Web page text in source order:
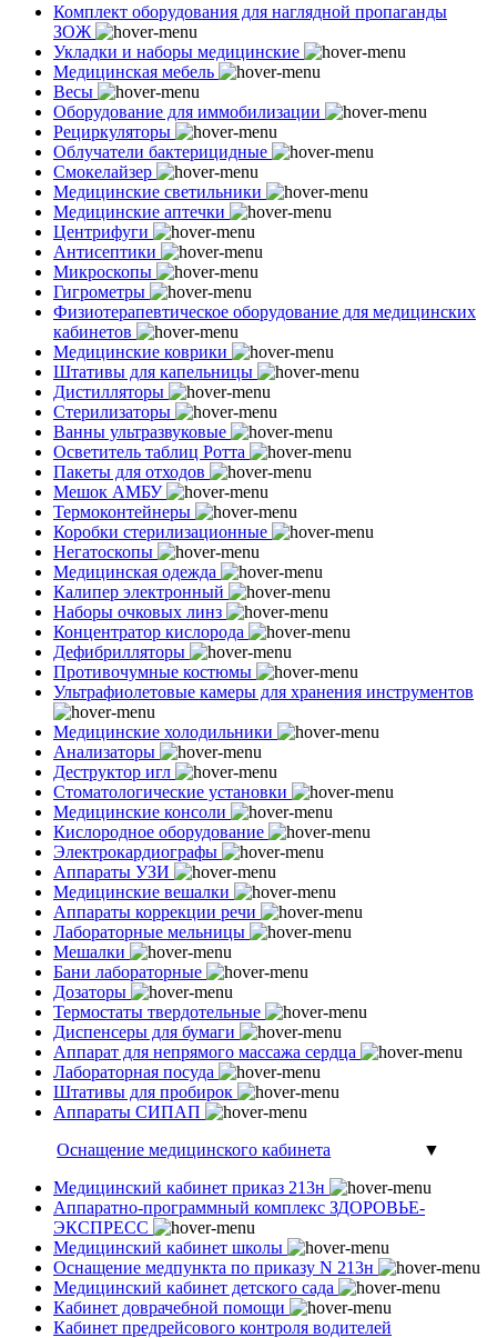
Комплект оборудования для наглядной пропаганды
ЗОЖ
Укладки и наборы медицинские
Медицинская мебель
Весы
Оборудование для иммобилизации
Рециркуляторы
Облучатели бактерицидные
Смокелайзер
Медицинские светильники
Медицинские аптечки
Центрифуги
Антисептики
Микроскопы
Гигрометры
Физиотерапевтическое оборудование для медицинских
кабинетов
Медицинские коврики
Штативы для капельницы
Дистилляторы
Стерилизаторы
Ванны ультразвуковые
Осветитель таблиц Ротта
Пакеты для отходов
Мешок АМБУ
Термоконтейнеры
Коробки стерилизационные
Негатоскопы
Медицинская одежда
Калипер электронный
Наборы очковых линз
Концентратор кислорода
Дефибрилляторы
Противочумные костюмы
Ультрафиолетовые камеры для хранения инструментов
Медицинские холодильники
Анализаторы
Деструктор игл
Стоматологические установки
Медицинские консоли
Кислородное оборудование
Электрокардиографы
Аппараты УЗИ
Медицинские вешалки
Аппараты коррекции речи
Лабораторные мельницы
Мешалки
Бани лабораторные
Дозаторы
Термостаты твердотельные
Диспенсеры для бумаги
Аппарат для непрямого массажа сердца
Лабораторная посуда
Штативы для пробирок
Аппараты СИПАП
Оснащение медицинского кабинета
▼
Медицинский кабинет приказ 213н
Аппаратно-программный комплекс ЗДОРОВЬЕ-
ЭКСПРЕСС
Медицинский кабинет школы
Оснащение медпункта по приказу N 213н
Медицинский кабинет детского сада
Кабинет доврачебной помощи
Кабинет предрейсового контроля водителей